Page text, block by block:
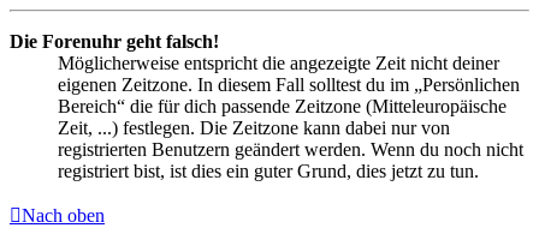
Die Forenuhr geht falsch!
Möglicherweise entspricht die angezeigte Zeit nicht deiner
eigenen Zeitzone. In diesem Fall solltest du im „Persönlichen
Bereich“ die für dich passende Zeitzone (Mitteleuropäische
Zeit, ...) festlegen. Die Zeitzone kann dabei nur von
registrierten Benutzern geändert werden. Wenn du noch nicht
registriert bist, ist dies ein guter Grund, dies jetzt zu tun.
Nach oben